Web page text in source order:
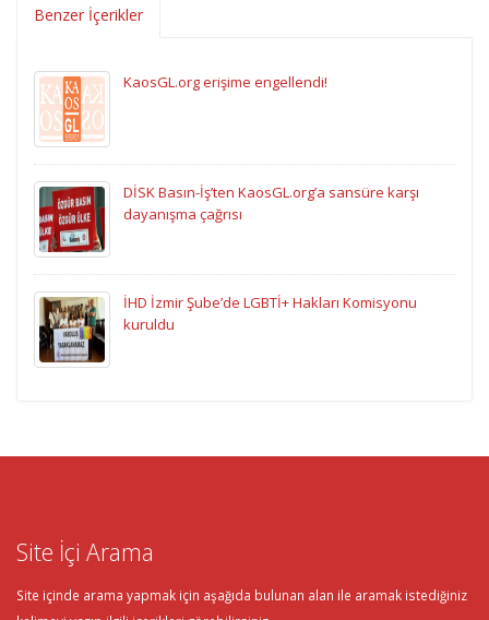
Benzer İçerikler
KaosGL.org erişime engellendi!
DİSK Basın-İş’ten KaosGL.org’a sansüre karşı
dayanışma çağrısı
İHD İzmir Şube’de LGBTİ+ Hakları Komisyonu
kuruldu
Site İçi Arama
Site içinde arama yapmak için aşağıda bulunan alan ile aramak istediğiniz